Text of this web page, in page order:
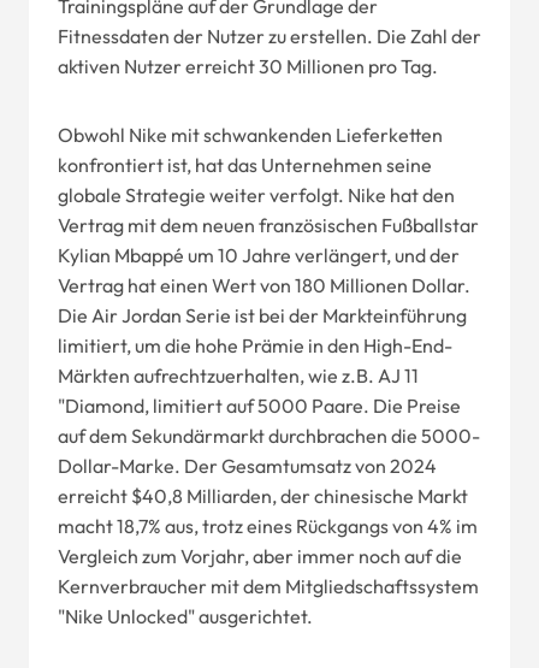
Trainingspläne auf der Grundlage der
Fitnessdaten der Nutzer zu erstellen. Die Zahl der
aktiven Nutzer erreicht 30 Millionen pro Tag.
Obwohl Nike mit schwankenden Lieferketten
konfrontiert ist, hat das Unternehmen seine
globale Strategie weiter verfolgt. Nike hat den
Vertrag mit dem neuen französischen Fußballstar
Kylian Mbappé um 10 Jahre verlängert, und der
Vertrag hat einen Wert von 180 Millionen Dollar.
Die Air Jordan Serie ist bei der Markteinführung
limitiert, um die hohe Prämie in den High-End-
Märkten aufrechtzuerhalten, wie z.B. AJ 11
"Diamond, limitiert auf 5000 Paare. Die Preise
auf dem Sekundärmarkt durchbrachen die 5000-
Dollar-Marke. Der Gesamtumsatz von 2024
erreicht $40,8 Milliarden, der chinesische Markt
macht 18,7% aus, trotz eines Rückgangs von 4% im
Vergleich zum Vorjahr, aber immer noch auf die
Kernverbraucher mit dem Mitgliedschaftssystem
"Nike Unlocked" ausgerichtet.